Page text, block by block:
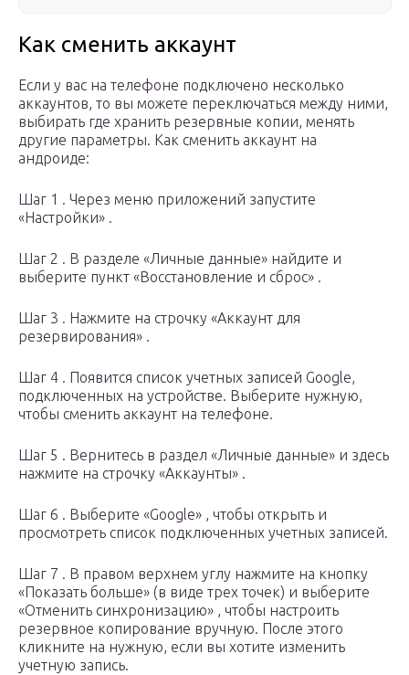
Как сменить аккаунт
Если у вас на телефоне подключено несколько
аккаунтов, то вы можете переключаться между ними,
выбирать где хранить резервные копии, менять
другие параметры. Как сменить аккаунт на
андроиде:
Шаг 1 . Через меню приложений запустите
«Настройки» .
Шаг 2 . В разделе «Личные данные» найдите и
выберите пункт «Восстановление и сброс» .
Шаг 3 . Нажмите на строчку «Аккаунт для
резервирования» .
Шаг 4 . Появится список учетных записей Google,
подключенных на устройстве. Выберите нужную,
чтобы сменить аккаунт на телефоне.
Шаг 5 . Вернитесь в раздел «Личные данные» и здесь
нажмите на строчку «Аккаунты» .
Шаг 6 . Выберите «Google» , чтобы открыть и
просмотреть список подключенных учетных записей.
Шаг 7 . В правом верхнем углу нажмите на кнопку
«Показать больше» (в виде трех точек) и выберите
«Отменить синхронизацию» , чтобы настроить
резервное копирование вручную. После этого
кликните на нужную, если вы хотите изменить
учетную запись.